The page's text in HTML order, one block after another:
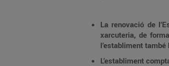
La renovació de
xarcuteria, de
l’establiment
L’establiment